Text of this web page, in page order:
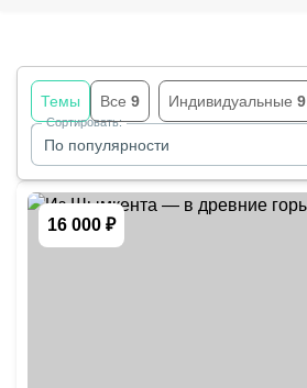
Темы Все 9 Индивидуальные 9
По популярности
Сортировать:
16 000 ₽